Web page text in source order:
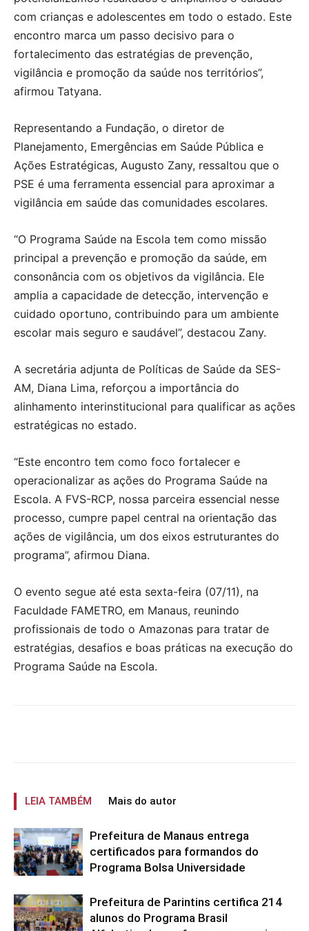
com crianças e adolescentes em todo o estado. Este
encontro marca um passo decisivo para o
fortalecimento das estratégias de prevenção,
vigilância e promoção da saúde nos territórios”,
afirmou Tatyana.
Representando a Fundação, o diretor de
Planejamento, Emergências em Saúde Pública e
Ações Estratégicas, Augusto Zany, ressaltou que o
PSE é uma ferramenta essencial para aproximar a
vigilância em saúde das comunidades escolares.
“O Programa Saúde na Escola tem como missão
principal a prevenção e promoção da saúde, em
consonância com os objetivos da vigilância. Ele
amplia a capacidade de detecção, intervenção e
cuidado oportuno, contribuindo para um ambiente
escolar mais seguro e saudável”, destacou Zany.
A secretária adjunta de Políticas de Saúde da SES-
AM, Diana Lima, reforçou a importância do
alinhamento interinstitucional para qualificar as ações
estratégicas no estado.
“Este encontro tem como foco fortalecer e
operacionalizar as ações do Programa Saúde na
Escola. A FVS-RCP, nossa parceira essencial nesse
processo, cumpre papel central na orientação das
ações de vigilância, um dos eixos estruturantes do
programa”, afirmou Diana.
O evento segue até esta sexta-feira (07/11), na
Faculdade FAMETRO, em Manaus, reunindo
profissionais de todo o Amazonas para tratar de
estratégias, desafios e boas práticas na execução do
Programa Saúde na Escola.
LEIA TAMBÉM Mais do autor
Prefeitura de Manaus entrega
certificados para formandos do
Programa Bolsa Universidade
Prefeitura de Parintins certifica 214
alunos do Programa Brasil